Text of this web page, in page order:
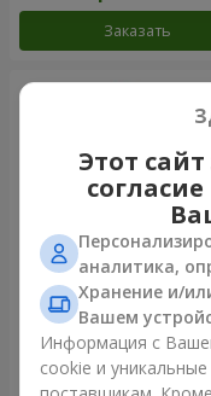
Заказать
Букет "Tarnis"
6 091 грн
Этот
аналитика,
Хранение и/
Вашем
Информация с
cookie и